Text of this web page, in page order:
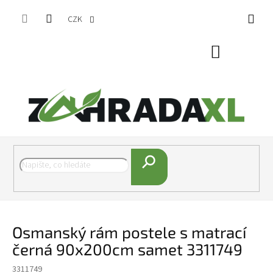
CZK
Hledat
Osmanský rám postele s matrací
černá 90x200cm samet 3311749
3311749